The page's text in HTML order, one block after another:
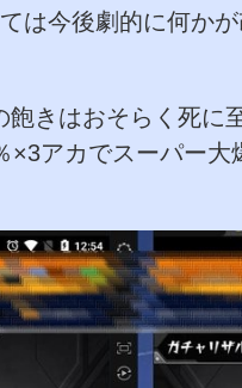
は今後劇的に何か
きはおそらく死に
×3アカでスーパー大